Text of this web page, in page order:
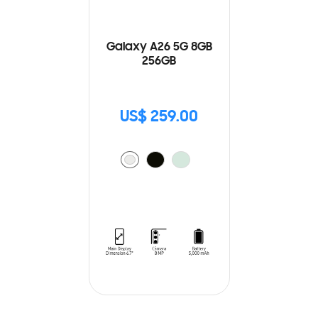
Galaxy A26 5G 8GB
256GB
US$ 259.00